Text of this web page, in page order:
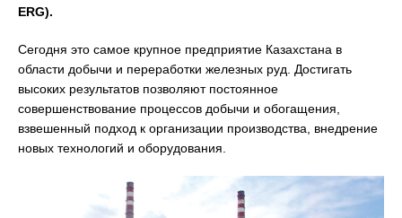
ERG).
Сегодня это самое крупное предприятие Казахстана в
области добычи и переработки железных руд. Достигать
высоких результатов позволяют постоянное
совершенствование процессов добычи и обогащения,
взвешенный подход к организации производства, внедрение
новых технологий и оборудования.